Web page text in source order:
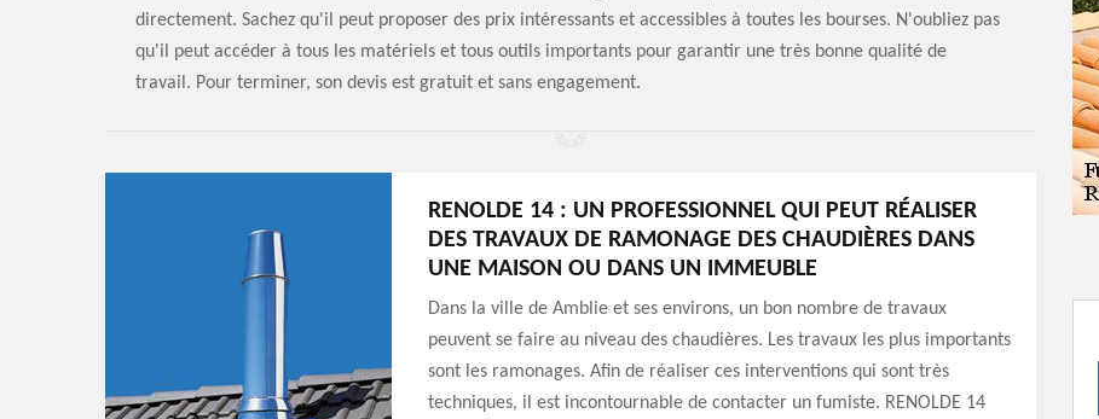
directement. Sachez qu'il peut proposer des prix intéressants et accessibles à toutes les bourses. N'oubliez pas
qu'il peut accéder à tous les matériels et tous outils importants pour garantir une très bonne qualité de
travail. Pour terminer, son devis est gratuit et sans engagement.
RENOLDE 14 : UN PROFESSIONNEL QUI PEUT RÉALISER
DES TRAVAUX DE RAMONAGE DES CHAUDIÈRES DANS
UNE MAISON OU DANS UN IMMEUBLE
Dans la ville de Amblie et ses environs, un bon nombre de travaux
peuvent se faire au niveau des chaudières. Les travaux les plus importants
sont les ramonages. Afin de réaliser ces interventions qui sont très
techniques, il est incontournable de contacter un fumiste. RENOLDE 14